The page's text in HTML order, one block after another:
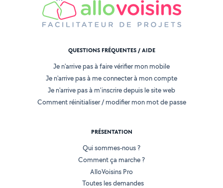
QUESTIONS FRÉQUENTES / AIDE
Je n'arrive pas à faire vérifier mon mobile
Je n'arrive pas à me connecter à mon compte
Je n'arrive pas à m'inscrire depuis le site web
Comment réinitialiser / modifier mon mot de passe
PRÉSENTATION
Qui sommes-nous ?
Comment ça marche ?
AlloVoisins Pro
Toutes les demandes